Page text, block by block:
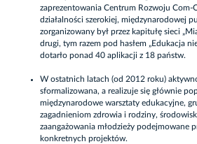
zaprezentowania Centrum Rozwoju Com-
działalności szerokiej, międzynarodowej
zorganizowany był przez kapitułę sieci
drugi, tym razem pod hasłem „Edukacja
dotarło ponad 40 aplikacji z 18 państw.
W ostatnich latach (od 2012 roku)
sformalizowana, a realizuje się głównie
międzynarodowe warsztaty edukacyjne,
zagadnieniom zdrowia i rodziny,
zaangażowania młodzieży podejmowane
konkretnych projektów.